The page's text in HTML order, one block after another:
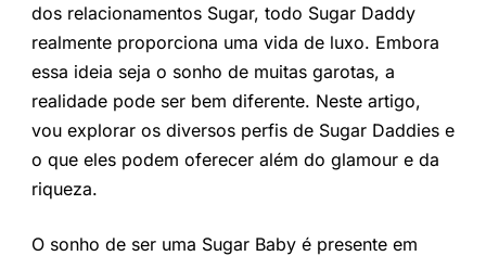
dos relacionamentos Sugar, todo Sugar Daddy
realmente proporciona uma vida de luxo. Embora
essa ideia seja o sonho de muitas garotas, a
realidade pode ser bem diferente. Neste artigo,
vou explorar os diversos perfis de Sugar Daddies e
o que eles podem oferecer além do glamour e da
riqueza.
O sonho de ser uma Sugar Baby é presente em